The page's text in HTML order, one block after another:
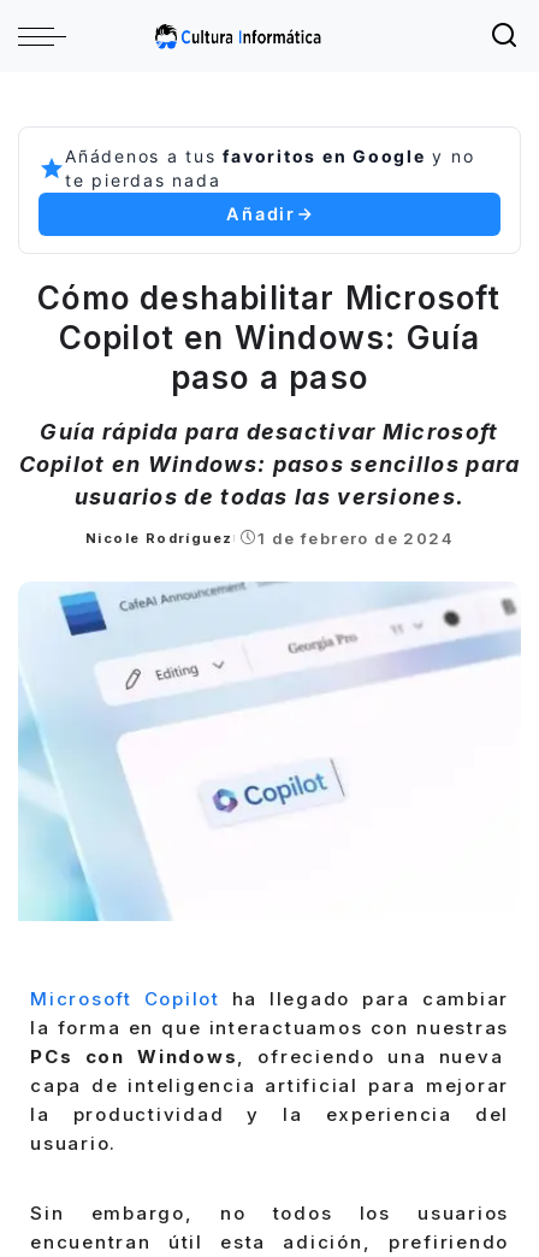
Añádenos a tusfavoritos en Google y no
te pierdas nada
Añadir
Cómo deshabilitar Microsoft
Copilot en Windows: Guía
paso a paso
Guía rápida para desactivar Microsoft
Copilot en Windows: pasos sencillos para
usuarios de todas las versiones.
Posted
Nicole Rodríguez 1 de febrero de 2024
Microsoft Copilot ha llegado para cambiar
la forma en que interactuamos con nuestras
PCs con Windows, ofreciendo una nueva
capa de inteligencia artificial para mejorar
la productividad y la experiencia del
usuario.
Sin embargo, no todos los usuarios
encuentran útil esta adición, prefiriendo